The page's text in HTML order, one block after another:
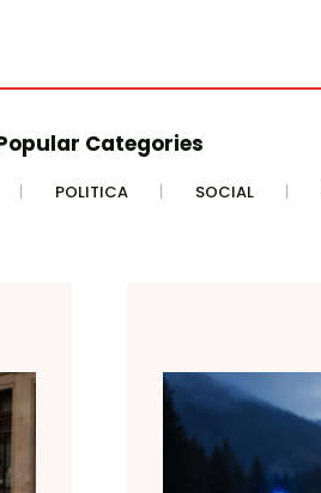
Categories
POLITICA SOCIAL